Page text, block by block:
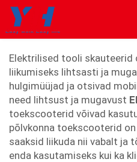
elektriline
Elektrilised tooli skauteerid
liikumiseks lihtsasti ja
hulgimüüjad ja otsivad
need lihtsust ja mugavust
toekscooterid võivad
põlvkonna toekscooterid
saaksid liikuda nii vabalt ja
enda kasutamiseks kui ka